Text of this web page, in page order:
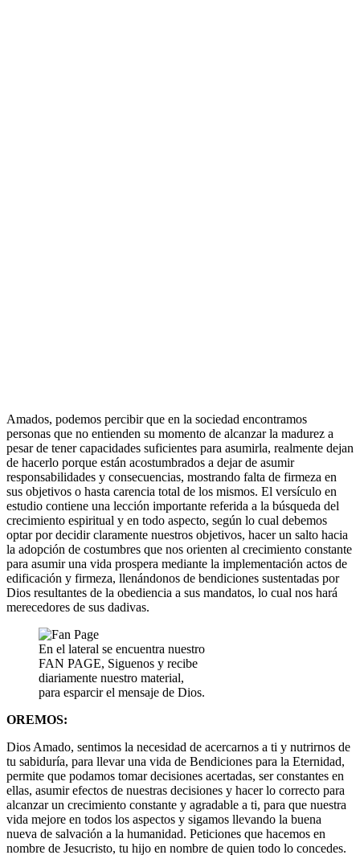
Amados, podemos percibir que en la sociedad encontramos
personas que no entienden su momento de alcanzar la madurez a
pesar de tener capacidades suficientes para asumirla, realmente dejan
de hacerlo porque están acostumbrados a dejar de asumir
responsabilidades y consecuencias, mostrando falta de firmeza en
sus objetivos o hasta carencia total de los mismos. El versículo en
estudio contiene una lección importante referida a la búsqueda del
crecimiento espiritual y en todo aspecto, según lo cual debemos
optar por decidir claramente nuestros objetivos, hacer un salto hacia
la adopción de costumbres que nos orienten al crecimiento constante
para asumir una vida prospera mediante la implementación actos de
edificación y firmeza, llenándonos de bendiciones sustentadas por
Dios resultantes de la obediencia a sus mandatos, lo cual nos hará
merecedores de sus dadivas.
En el lateral se encuentra nuestro
FAN PAGE, Siguenos y recibe
diariamente nuestro material,
para esparcir el mensaje de Dios.
OREMOS:
Dios Amado, sentimos la necesidad de acercarnos a ti y nutrirnos de
tu sabiduría, para llevar una vida de Bendiciones para la Eternidad,
permite que podamos tomar decisiones acertadas, ser constantes en
ellas, asumir efectos de nuestras decisiones y hacer lo correcto para
alcanzar un crecimiento constante y agradable a ti, para que nuestra
vida mejore en todos los aspectos y sigamos llevando la buena
nueva de salvación a la humanidad. Peticiones que hacemos en
nombre de Jesucristo, tu hijo en nombre de quien todo lo concedes.